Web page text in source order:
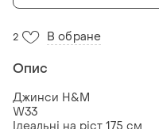
2 В обране
Опис
Джинси H&M
W33